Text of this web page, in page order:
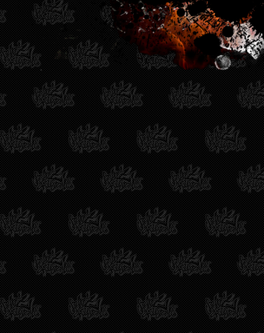
habt ist einzigartig! Ihr begeistert
ich mir eure Sendungen bereits
How auszeichnet sieht man ganz
Zeitfenstern gekonnt umzusetzen
Jungs! Ich als Autofan werde mir
Ideen und gehörigen Fachwissen
dadurch eurem Berufszweig KFZ-
Szene! Weiterhin "cool running"
alle umgibt!
Euer treuer Freund Jens aus